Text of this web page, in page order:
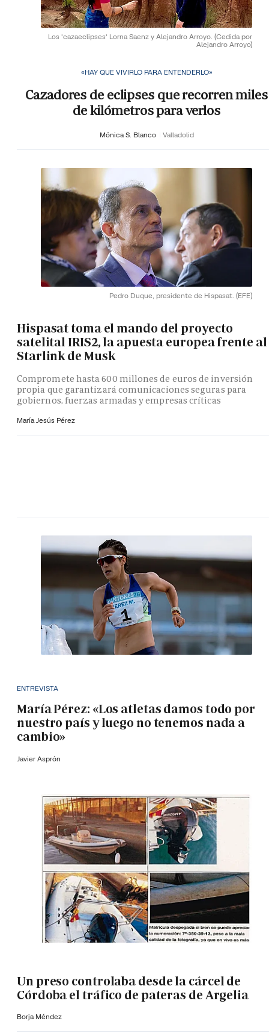
Los 'cazaeclipses' Lorna Saenz y Alejandro Arroyo. (Cedida por
Alejandro Arroyo)
«HAY QUE VIVIRLO PARA ENTENDERLO»
Cazadores de eclipses que recorren miles
de kilómetros para verlos
Mónica S. Blanco Valladolid
Pedro Duque, presidente de Hispasat. (EFE)
Hispasat toma el mando del proyecto
satelital IRIS2, la apuesta europea frente al
Starlink de Musk
Compromete hasta 600 millones de euros de inversión
propia que garantizará comunicaciones seguras para
gobiernos, fuerzas armadas y empresas críticas
María Jesús Pérez
ENTREVISTA
María Pérez: «Los atletas damos todo por
nuestro país y luego no tenemos nada a
cambio»
Javier Asprón
Un preso controlaba desde la cárcel de
Córdoba el tráfico de pateras de Argelia
Borja Méndez